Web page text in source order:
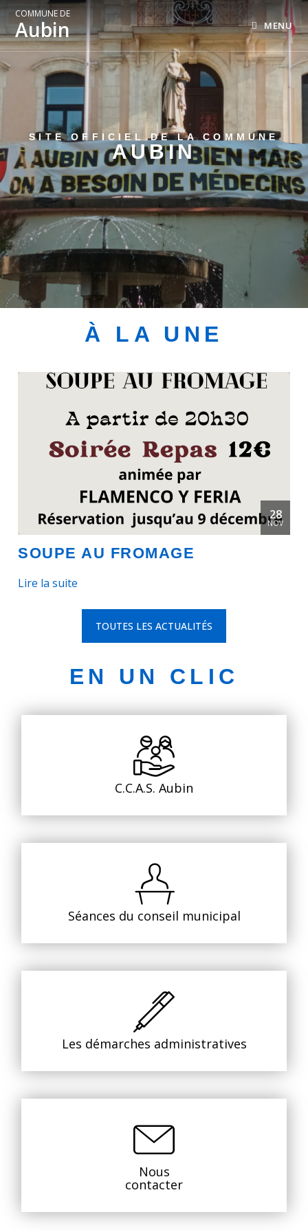
COMMUNE DE
Aubin MENU
SITE OFFICIEL DE LA COMMUNE
AUBIN
À LA UNE
28
NOV
SOUPE AU FROMAGE
Lire la suite
TOUTES LES ACTUALITÉS
EN UN CLIC
C.C.A.S. Aubin
Séances du conseil municipal
Les démarches administratives
Nous
contacter